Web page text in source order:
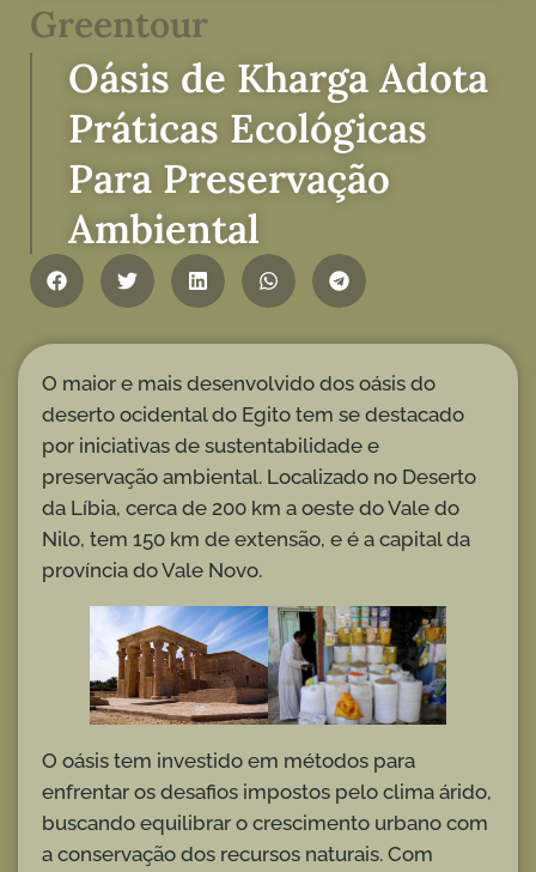
Greentour
Oásis de Kharga Adota
Práticas Ecológicas
Para Preservação
Ambiental
O maior e mais desenvolvido dos oásis do
deserto ocidental do Egito tem se destacado
por iniciativas de sustentabilidade e
preservação ambiental. Localizado no Deserto
da Líbia, cerca de 200 km a oeste do Vale do
Nilo, tem 150 km de extensão, e é a capital da
província do Vale Novo.
O oásis tem investido em métodos para
enfrentar os desafios impostos pelo clima árido,
buscando equilibrar o crescimento urbano com
a conservação dos recursos naturais. Com